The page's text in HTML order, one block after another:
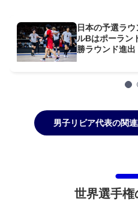
日本の予選ラ
ルBはポーラン
勝ラウンド進
男子リビア代表の関
世界選手権